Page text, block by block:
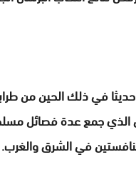
حديثا في ذلك الحين من
الذي جمع عدة فصائل
في الشرق والغرب.